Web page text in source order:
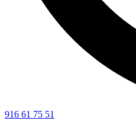
916 61 75 51